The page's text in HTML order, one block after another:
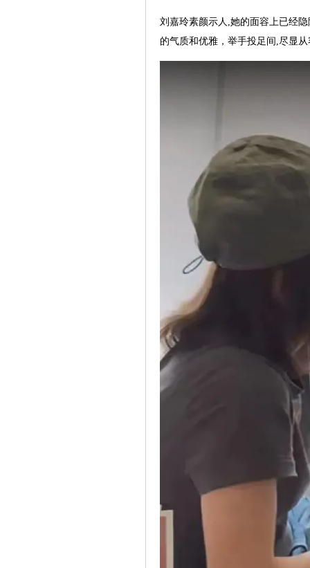
刘嘉玲素颜示人,她的面容上已经
的气质和优雅，举手投足间,尽显